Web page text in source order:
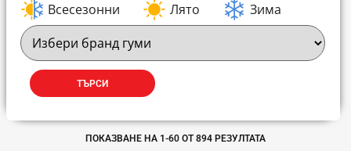
Всесезонни Лято Зима
ТЪРСИ
ПОКАЗВАНЕ НА 1-60 ОТ894 РЕЗУЛТАТА